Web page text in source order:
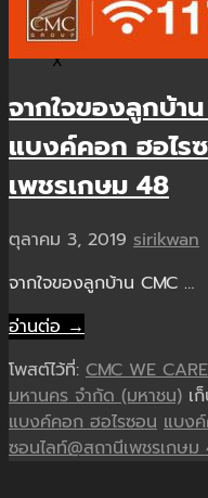
X
จากใจของลูกบ้า
แบงค์คอก ฮอไร
เพชรเกษม 48
ตุลาคม 3, 2019 sirikwan
จากใจของลูกบ้าน CMC …
อ่านต่อ →
โพสต์ไว้ที่: CMC WE CARE
มหานคร จำกัด (มหาชน) เ
แบงค์คอก ฮอไรซอน แบง
ซอนไลท์@สถานีเพชรเกษม